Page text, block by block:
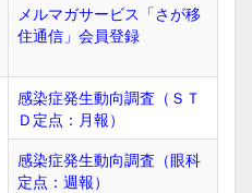
メルマガサービス「さが移
住通信」会員登録
感染症発生動向調査（ＳＴ
Ｄ定点：月報）
感染症発生動向調査（眼科
定点：週報）